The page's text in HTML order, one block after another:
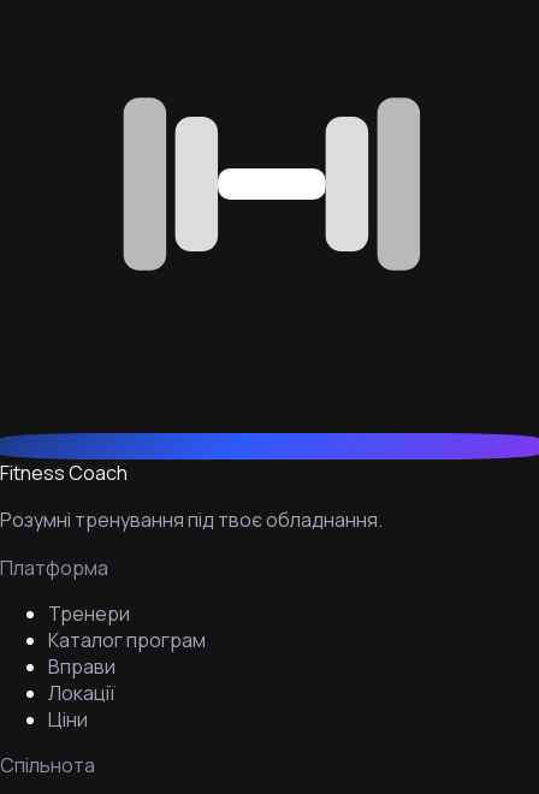
Fitness Coach
Розумні тренування під твоє обладнання.
Платформа
Тренери
Каталог програм
Вправи
Локації
Ціни
Спільнота